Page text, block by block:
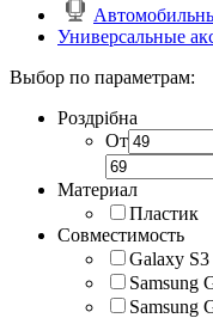
Универсальные
Выбор по параметрам:
Роздрібна
От
Материал
Пластик
Совместимость
Galaxy
Samsung
Samsung